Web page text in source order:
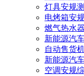
灯具安规
电烤箱安
燃气热水
新能源汽
自动售货
新能源汽
空调安规